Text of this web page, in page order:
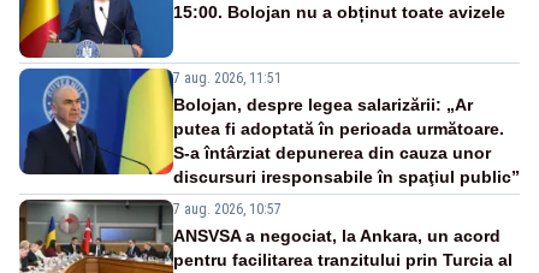
15:00. Bolojan nu a obținut toate avizele
7 aug. 2026, 11:51
Bolojan, despre legea salarizării: „Ar
putea fi adoptată în perioada următoare.
S-a întârziat depunerea din cauza unor
discursuri iresponsabile în spaţiul public”
7 aug. 2026, 10:57
ANSVSA a negociat, la Ankara, un acord
pentru facilitarea tranzitului prin Turcia al